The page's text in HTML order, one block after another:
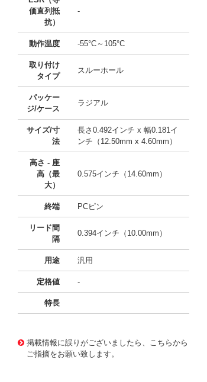
価直列抵
抗）
-
動作温度 -55°C～105°C
取り付け
タイプ
スルーホール
パッケー
ジ/ケース
ラジアル
サイズ/寸
法
長さ0.492インチ x 幅0.181イ
ンチ（12.50mm x 4.60mm）
高さ - 座
高（最
大）
0.575インチ（14.60mm）
終端 PCピン
リード間
隔
0.394インチ（10.00mm）
用途 汎用
定格値 -
特長
掲載情報に誤りがございましたら、こちらから
ご指摘をお願い致します。